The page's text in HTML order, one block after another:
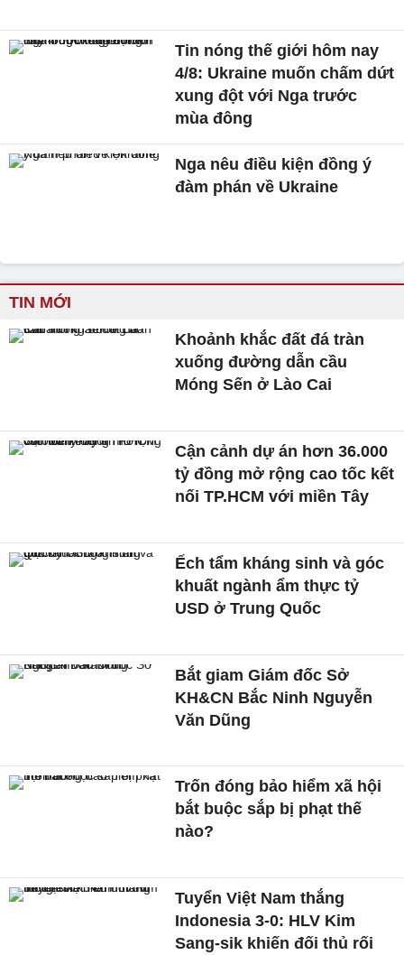
Tin nóng thế giới hôm nay
4/8: Ukraine muốn chấm dứt
xung đột với Nga trước
mùa đông
Nga nêu điều kiện đồng ý
đàm phán về Ukraine
TIN MỚI
Khoảnh khắc đất đá tràn
xuống đường dẫn cầu
Móng Sến ở Lào Cai
Cận cảnh dự án hơn 36.000
tỷ đồng mở rộng cao tốc kết
nối TP.HCM với miền Tây
Ếch tẩm kháng sinh và góc
khuất ngành ẩm thực tỷ
USD ở Trung Quốc
Bắt giam Giám đốc Sở
KH&CN Bắc Ninh Nguyễn
Văn Dũng
Trốn đóng bảo hiểm xã hội
bắt buộc sắp bị phạt thế
nào?
Tuyển Việt Nam thắng
Indonesia 3-0: HLV Kim
Sang-sik khiến đối thủ rối